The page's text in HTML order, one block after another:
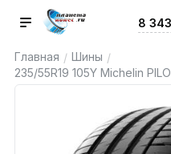
8
Главная / Шины /
235/55R19 105Y Michelin